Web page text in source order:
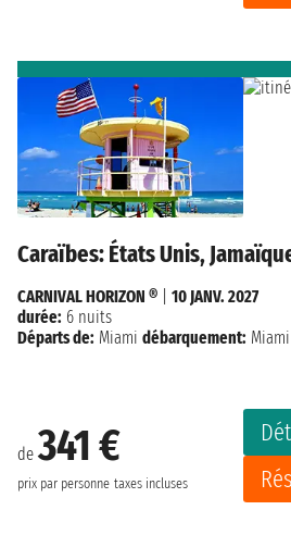
Caraïbes: États Unis,
de341 €
prix par personne taxes incluses
CARNIVAL HORIZON ®
10 JANV. 2027
durée: 6 nuits
Départs de: Miami débarquement: Miami